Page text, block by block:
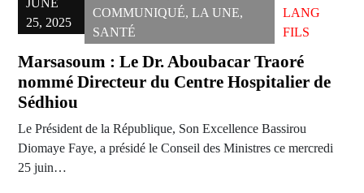
JUNE
25, 2025
COMMUNIQUÉ,LA UNE,
SANTÉ
LANG
FILS
Marsasoum : Le Dr. Aboubacar Traoré
nommé Directeur du Centre Hospitalier de
Sédhiou
Le Président de la République, Son Excellence Bassirou
Diomaye Faye, a présidé le Conseil des Ministres ce mercredi
25 juin…